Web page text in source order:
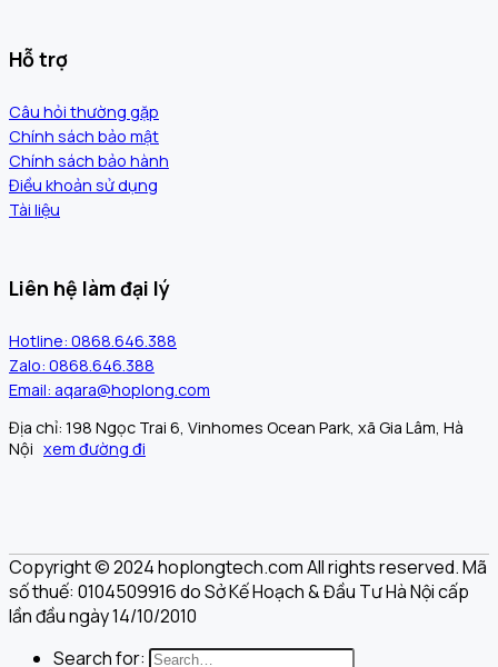
Hỗ trợ
Câu hỏi thường gặp
Chính sách bảo mật
Chính sách bảo hành
Điều khoản sử dụng
Tài liệu
Liên hệ làm đại lý
Hotline: 0868.646.388
Zalo: 0868.646.388
Email: aqara@hoplong.com
Địa chỉ: 198 Ngọc Trai 6, Vinhomes Ocean Park, xã Gia Lâm, Hà
Nội xem đường đi
Copyright © 2024 hoplongtech.com All rights reserved. Mã
số thuế: 0104509916 do Sở Kế Hoạch & Đầu Tư Hà Nội cấp
lần đầu ngày 14/10/2010
Search for: